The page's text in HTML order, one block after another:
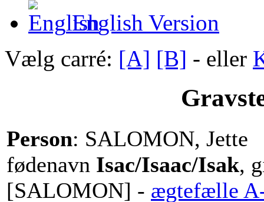
English Version
Vælg carré: [A] [B] - eller
Person: SALOMON, Jette
fødenavn Isac/Isaac/Isak,
[SALOMON] - ægtefælle